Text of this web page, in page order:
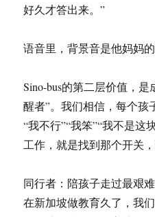
好久才答出来。”
语音里，背景音是他妈妈的
Sino-bus的第二层价值，
醒者”。我们相信，每个孩
“我不行”“我笨”“我不是这
工作，就是找到那个开关，
同行者：陪孩子走过最艰
在新加坡做教育久了，我